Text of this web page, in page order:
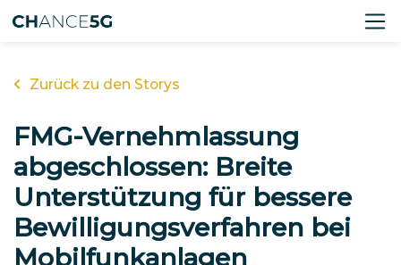
Zurück zu den Storys
FMG-Vernehmlassung
abgeschlossen: Breite
Unterstützung für bessere
Bewilligungsverfahren bei
Mobilfunkanlagen